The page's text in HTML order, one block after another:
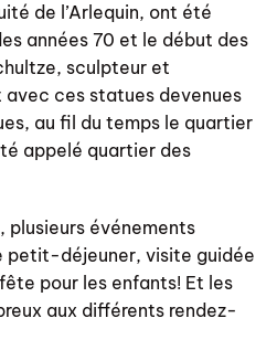
de l’Arlequin, ont été
années 70 et le début des
sculpteur et
ces statues devenues
au fil du temps le quartier
appelé quartier des
plusieurs événements
petit-déjeuner, visite guidée
pour les enfants! Et les
aux différents rendez-